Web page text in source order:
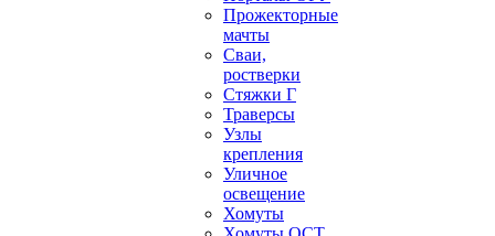
Прожекторные
мачты
Сваи,
ростверки
Стяжки Г
Траверсы
Узлы
крепления
Уличное
освещение
Хомуты